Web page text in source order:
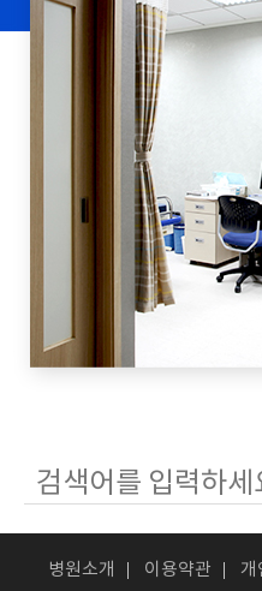
병원소개 이용약관 개